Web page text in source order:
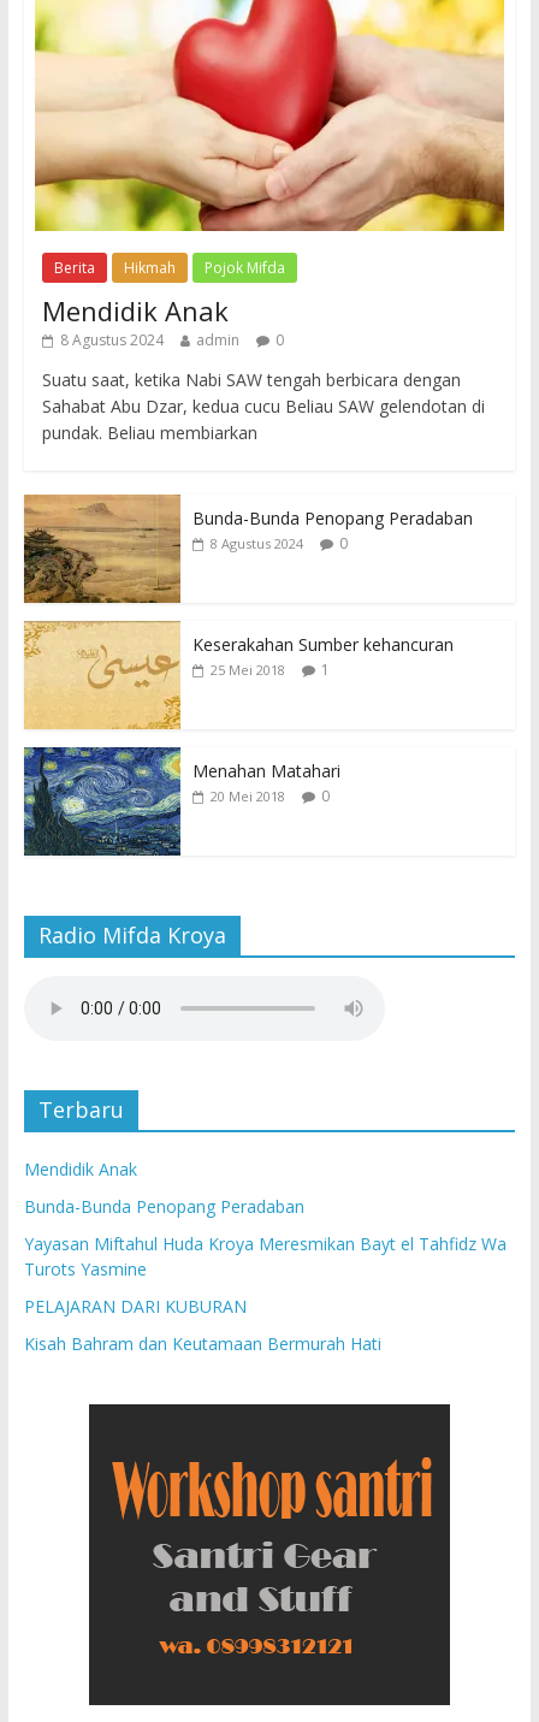
Berita Hikmah Pojok Mifda
Mendidik Anak
8 Agustus 2024 admin 0
Suatu saat, ketika Nabi SAW tengah berbicara dengan
Sahabat Abu Dzar, kedua cucu Beliau SAW gelendotan di
pundak. Beliau membiarkan
Bunda-Bunda Penopang Peradaban
8 Agustus 2024 0
Keserakahan Sumber kehancuran
25 Mei 2018 1
Menahan Matahari
20 Mei 2018 0
Radio Mifda Kroya
Terbaru
Mendidik Anak
Bunda-Bunda Penopang Peradaban
Yayasan Miftahul Huda Kroya Meresmikan Bayt el Tahfidz Wa
Turots Yasmine
PELAJARAN DARI KUBURAN
Kisah Bahram dan Keutamaan Bermurah Hati